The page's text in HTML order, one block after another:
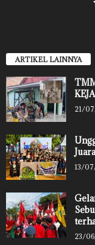
ARTIKEL LAINNYA
21/
13/
23/